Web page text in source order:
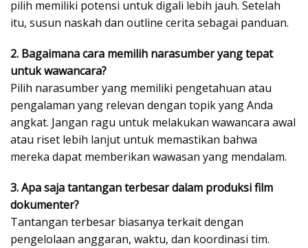
pilih memiliki potensi untuk digali lebih jauh. Setelah
itu, susun naskah dan outline cerita sebagai panduan.
2. Bagaimana cara memilih narasumber yang tepat
untuk wawancara?
Pilih narasumber yang memiliki pengetahuan atau
pengalaman yang relevan dengan topik yang Anda
angkat. Jangan ragu untuk melakukan wawancara awal
atau riset lebih lanjut untuk memastikan bahwa
mereka dapat memberikan wawasan yang mendalam.
3. Apa saja tantangan terbesar dalam produksi film
dokumenter?
Tantangan terbesar biasanya terkait dengan
pengelolaan anggaran, waktu, dan koordinasi tim.